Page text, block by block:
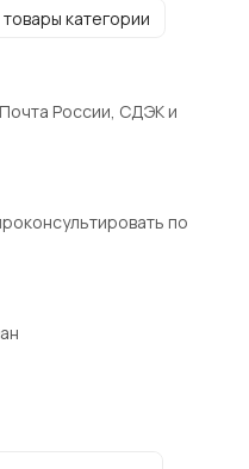
категории
России, СДЭК и
по